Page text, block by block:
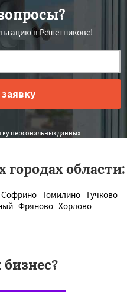
в Решетникове!
персональных данных
области:
Софрино Томилино Тучково
Фряново Хорлово
бизнес?